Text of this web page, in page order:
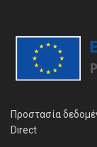
Προστασία
Direct